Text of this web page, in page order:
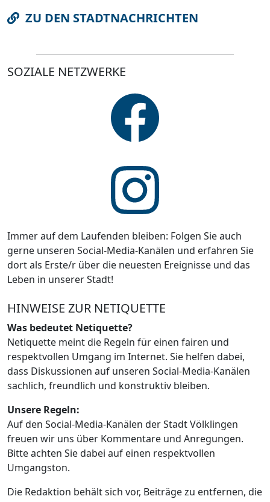
ZU DEN STADTNACHRICHTEN
SOZIALE NETZWERKE
Immer auf dem Laufenden bleiben: Folgen Sie auch
gerne unseren Social-Media-Kanälen und erfahren Sie
dort als Erste/r über die neuesten Ereignisse und das
Leben in unserer Stadt!
HINWEISE ZUR NETIQUETTE
Was bedeutet Netiquette?
Netiquette meint die Regeln für einen fairen und
respektvollen Umgang im Internet. Sie helfen dabei,
dass Diskussionen auf unseren Social-Media-Kanälen
sachlich, freundlich und konstruktiv bleiben.
Unsere Regeln:
Auf den Social-Media-Kanälen der Stadt Völklingen
freuen wir uns über Kommentare und Anregungen.
Bitte achten Sie dabei auf einen respektvollen
Umgangston.
Die Redaktion behält sich vor, Beiträge zu entfernen, die